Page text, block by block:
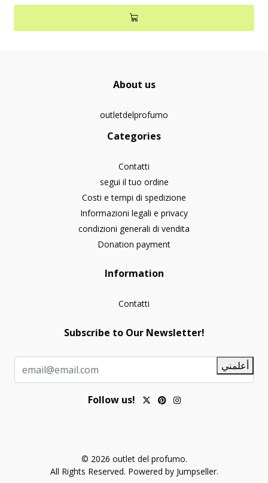
About us
outletdelprofumo
Categories
Contatti
segui il tuo ordine
Costi e tempi di spedizione
Informazioni legali e privacy
condizioni generali di vendita
Donation payment
Information
Contatti
Subscribe to Our Newsletter!
أعلمني
Follow us!
© 2026 outlet del profumo.
All Rights Reserved. Powered by Jumpseller.